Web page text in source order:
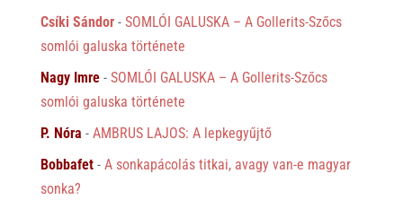
Csíki Sándor- SOMLÓI GALUSKA – A Gollerits-Szőcs
somlói galuska története
Nagy Imre- SOMLÓI GALUSKA – A Gollerits-Szőcs
somlói galuska története
P. Nóra - AMBRUS LAJOS: A lepkegyűjtő
Bobbafet- A sonkapácolás titkai, avagy van-e magyar
sonka?